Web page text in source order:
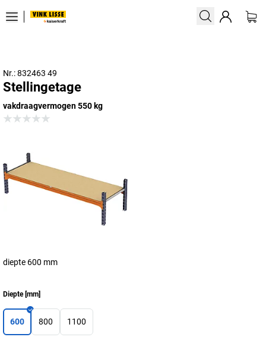
Nr.: 832463 49
Stellingetage
vakdraagvermogen 550 kg
diepte 600 mm
Diepte[mm]
600 800 1100